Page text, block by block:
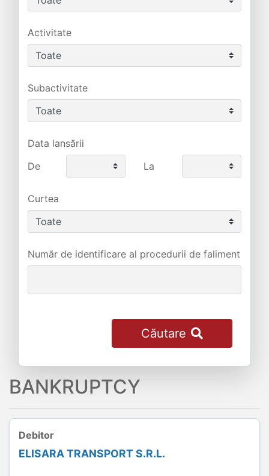
Activitate
Subactivitate
Data lansării
De
La
Curtea
Număr de identificare al procedurii de faliment
Căutare
BANKRUPTCY
Debitor
ELISARA TRANSPORT S.R.L.